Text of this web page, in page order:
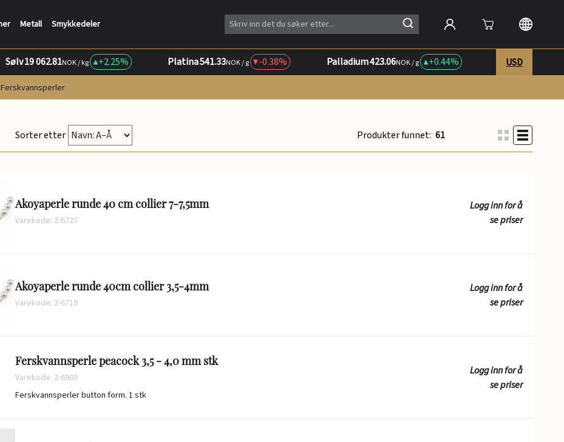
Metall Smykkedeler
Sølv19 062.81NOK / kg +2.25% Platina541.33NOK / g -0.38% Palladium423.06NOK / g +0.44% USD
Ferskvannsperler
Sorter etter Produkter funnet: 61
Akoyaperle runde 40 cm collier 7-7,5mm
Varekode: 2-6727
Logg inn for å
se priser
Akoyaperle runde 40cm collier 3,5-4mm
Varekode: 2-6719
Logg inn for å
se priser
Ferskvannsperle peacock 3,5 - 4,0 mm stk
Varekode: 2-6903
Ferskvannsperler button form. 1 stk
Logg inn for å
se priser